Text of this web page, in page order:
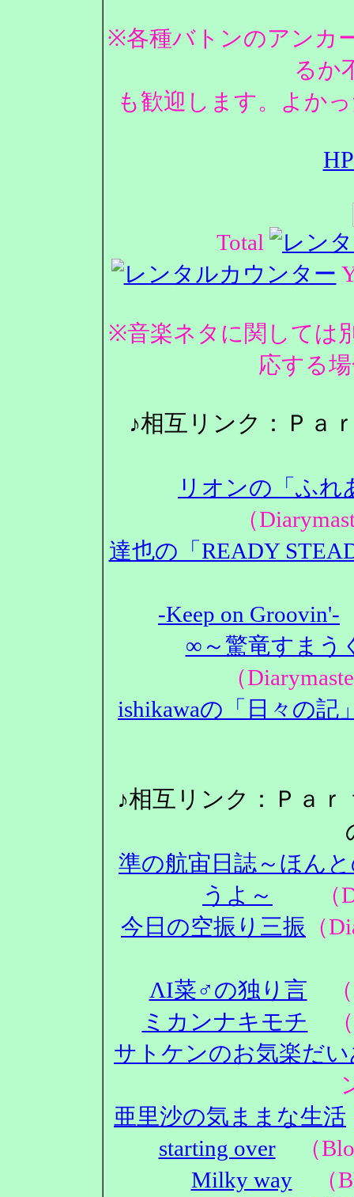
※各種バトンのアンカ
るか
も歓迎します。よか
Total
※音楽ネタに関しては
応する
♪相互リンク：Ｐａ
リオンの「ふ
（
達也の「READY
-Keep on Groovin'-
∞～驚竜すまう
（
ishikawaの「日々の記
♪相互リンク：Ｐａ
準の航宙日誌～ほん
うよ～
（
今日の空振り三振 （
ΛΙ菜♂の独り言 （
ミカンナキモチ （
サトケンのお気楽だ
亜里沙の気ままな生活
starting over（
Milky way（